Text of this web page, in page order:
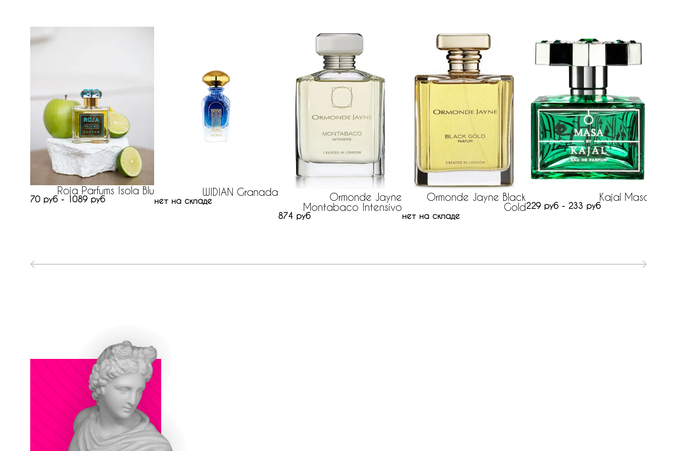
Roja Parfums Isola Blu
70 руб - 1089 руб
WIDIAN Granada
нет на складе
Ormonde Jayne
Montabaco Intensivo
874 руб
Ormonde Jayne Black
Gold
нет на складе
Kajal Masa
229 руб - 233 руб